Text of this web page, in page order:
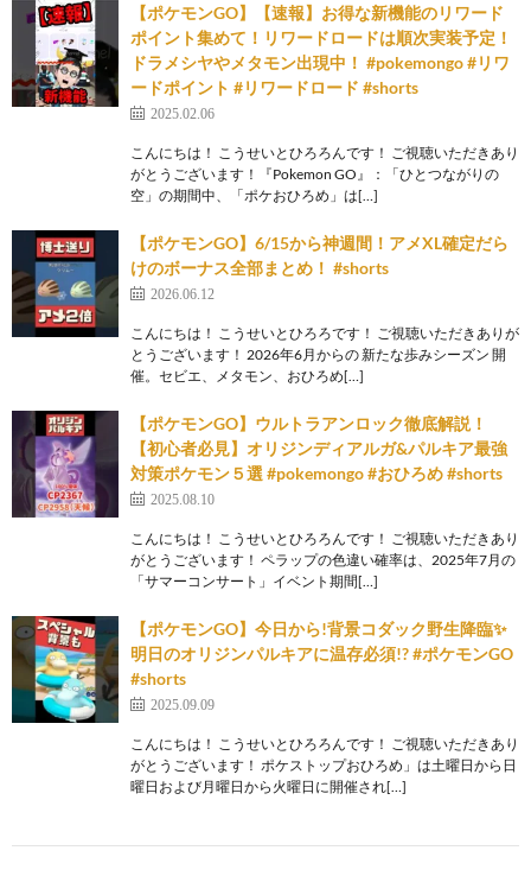
【ポケモンGO】【速報】お得な新機能のリワード
ポイント集めて！リワードロードは順次実装予定！
ドラメシヤやメタモン出現中！ #pokemongo #リワ
ードポイント #リワードロード #shorts
2025.02.06
こんにちは！ こうせいとひろろんです！ ご視聴いただきあり
がとうございます！『Pokemon GO』：「ひとつながりの
空」の期間中、「ポケおひろめ」は[…]
【ポケモンGO】6/15から神週間！アメXL確定だら
けのボーナス全部まとめ！ #shorts
2026.06.12
こんにちは！ こうせいとひろろです！ ご視聴いただきありが
とうございます！ 2026年6月からの 新たな歩みシーズン 開
催。セビエ、メタモン、おひろめ[…]
【ポケモンGO】ウルトラアンロック徹底解説！
【初心者必見】オリジンディアルガ&パルキア最強
対策ポケモン５選 #pokemongo #おひろめ #shorts
2025.08.10
こんにちは！ こうせいとひろろんです！ ご視聴いただきあり
がとうございます！ ペラップの色違い確率は、2025年7月の
「サマーコンサート」イベント期間[…]
【ポケモンGO】今日から!背景コダック野生降臨✨
明日のオリジンパルキアに温存必須!? #ポケモンGO
#shorts
2025.09.09
こんにちは！ こうせいとひろろんです！ ご視聴いただきあり
がとうございます！ ポケストップおひろめ」は土曜日から日
曜日および月曜日から火曜日に開催され[…]